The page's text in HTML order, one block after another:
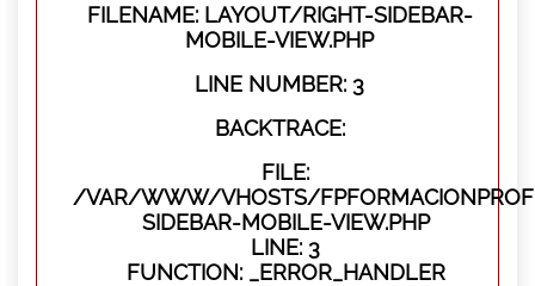
FILENAME: LAYOUT/RIGHT-SIDEBAR-
MOBILE-VIEW.PHP
LINE NUMBER: 3
BACKTRACE:
FILE:
/VAR/WWW/VHOSTS/
SIDEBAR-MOBILE-VIEW.PHP
LINE: 3
FUNCTION: _ERROR_HANDLER